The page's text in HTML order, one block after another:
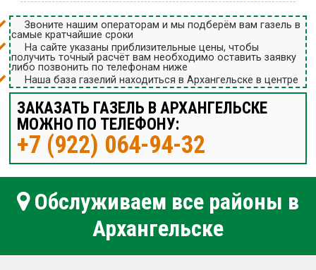
Звоните нашим операторам и мы подберём вам газель в
самые кратчайшие сроки
На сайте указаны приблизительные цены, чтобы
получить точный расчёт вам необходимо оставить заявку
либо позвонить по телефонам ниже
Наша база газелий находиться в Архангельске в центре
ЗАКАЗАТЬ ГАЗЕЛЬ В АРХАНГЕЛЬСКЕ
МОЖНО ПО ТЕЛЕФОНУ:
+7 (922) 064-94-32
Обслуживаем все районы в
Архангельске